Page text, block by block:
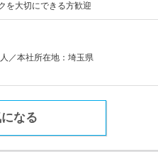
を大切にできる方歓迎
／本社所在地：埼玉県
なる